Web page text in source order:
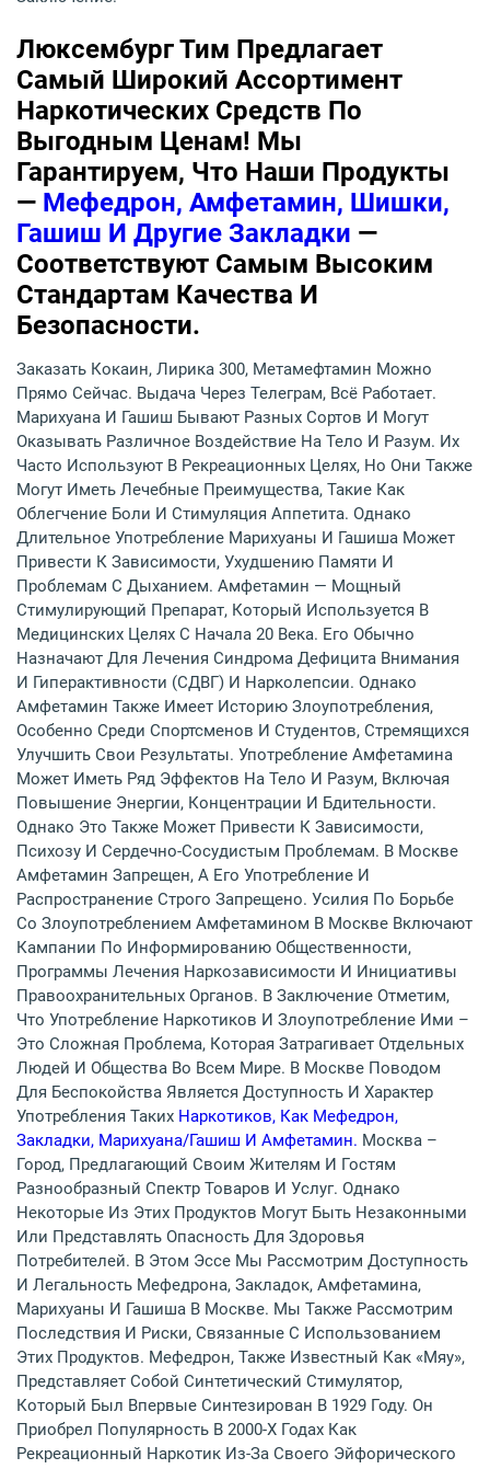
Люксембург Тим Предлагает
Самый Широкий Ассортимент
Наркотических Средств По
Выгодным Ценам! Мы
Гарантируем, Что Наши Продукты
— Мефедрон, Амфетамин, Шишки,
Гашиш И Другие Закладки —
Соответствуют Самым Высоким
Стандартам Качества И
Безопасности.
Заказать Кокаин, Лирика 300, Метамефтамин Можно
Прямо Сейчас. Выдача Через Телеграм, Всё Работает.
Марихуана И Гашиш Бывают Разных Сортов И Могут
Оказывать Различное Воздействие На Тело И Разум. Их
Часто Используют В Рекреационных Целях, Но Они Также
Могут Иметь Лечебные Преимущества, Такие Как
Облегчение Боли И Стимуляция Аппетита. Однако
Длительное Употребление Марихуаны И Гашиша Может
Привести К Зависимости, Ухудшению Памяти И
Проблемам С Дыханием. Амфетамин — Мощный
Стимулирующий Препарат, Который Используется В
Медицинских Целях С Начала 20 Века. Его Обычно
Назначают Для Лечения Синдрома Дефицита Внимания
И Гиперактивности (СДВГ) И Нарколепсии. Однако
Амфетамин Также Имеет Историю Злоупотребления,
Особенно Среди Спортсменов И Студентов, Стремящихся
Улучшить Свои Результаты. Употребление Амфетамина
Может Иметь Ряд Эффектов На Тело И Разум, Включая
Повышение Энергии, Концентрации И Бдительности.
Однако Это Также Может Привести К Зависимости,
Психозу И Сердечно-Сосудистым Проблемам. В Москве
Амфетамин Запрещен, А Его Употребление И
Распространение Строго Запрещено. Усилия По Борьбе
Со Злоупотреблением Амфетамином В Москве Включают
Кампании По Информированию Общественности,
Программы Лечения Наркозависимости И Инициативы
Правоохранительных Органов. В Заключение Отметим,
Что Употребление Наркотиков И Злоупотребление Ими –
Это Сложная Проблема, Которая Затрагивает Отдельных
Людей И Общества Во Всем Мире. В Москве Поводом
Для Беспокойства Является Доступность И Характер
Употребления Таких Наркотиков, Как Мефедрон,
Закладки, Марихуана/гашиш И Амфетамин. Москва –
Город, Предлагающий Своим Жителям И Гостям
Разнообразный Спектр Товаров И Услуг. Однако
Некоторые Из Этих Продуктов Могут Быть Незаконными
Или Представлять Опасность Для Здоровья
Потребителей. В Этом Эссе Мы Рассмотрим Доступность
И Легальность Мефедрона, Закладок, Амфетамина,
Марихуаны И Гашиша В Москве. Мы Также Рассмотрим
Последствия И Риски, Связанные С Использованием
Этих Продуктов. Мефедрон, Также Известный Как «мяу»,
Представляет Собой Синтетический Стимулятор,
Который Был Впервые Синтезирован В 1929 Году. Он
Приобрел Популярность В 2000-Х Годах Как
Рекреационный Наркотик Из-За Своего Эйфорического